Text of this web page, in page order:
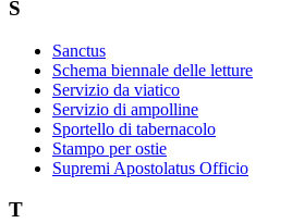
S
Sanctus
Schema biennale delle letture
Servizio da viatico
Servizio di ampolline
Sportello di tabernacolo
Stampo per ostie
Supremi Apostolatus Officio
T